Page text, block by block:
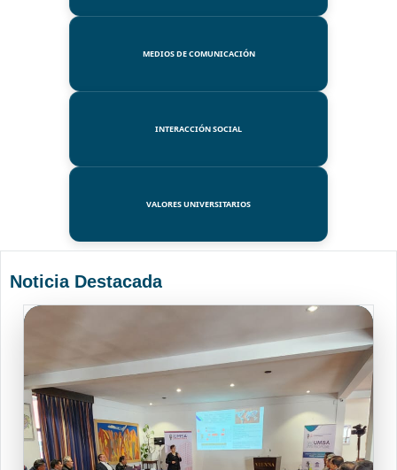
MEDIOS DE COMUNICACIÓN
INTERACCIÓN SOCIAL
VALORES UNIVERSITARIOS
Noticia Destacada